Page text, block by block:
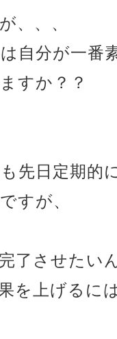
、、、
自分が一番
すか？？
先日定期的
すが、
了させたい
果を上げるに